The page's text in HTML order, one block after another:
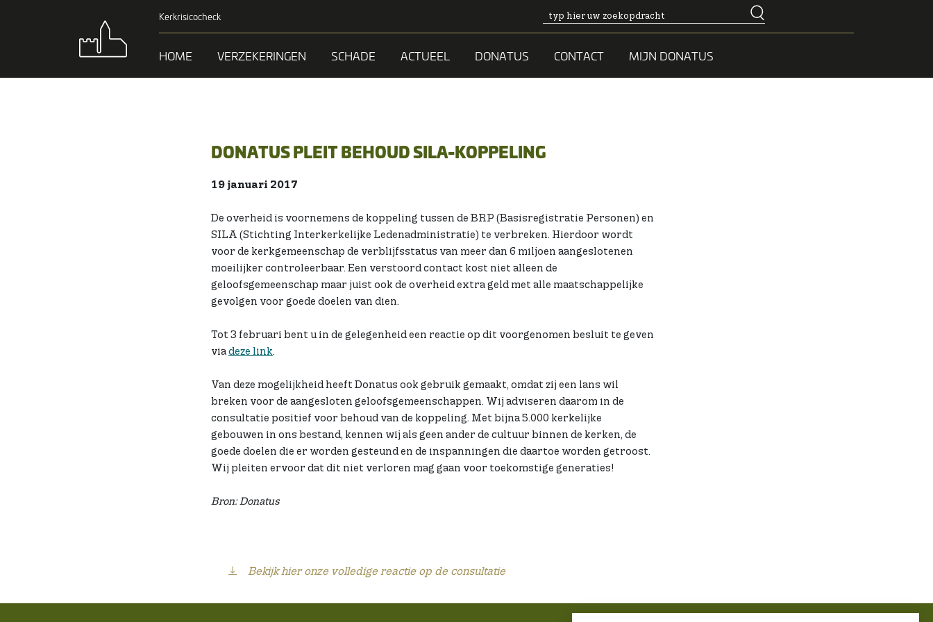
Kerkrisicocheck
HOME VERZEKERINGEN SCHADE ACTUEEL DONATUS CONTACT MIJN DONATUS
DONATUS PLEIT BEHOUD SILA-KOPPELING
19 januari 2017
De overheid is voornemens de koppeling tussen de BRP (Basisregistratie Personen) en
SILA (Stichting Interkerkelijke Ledenadministratie) te verbreken. Hierdoor wordt
voor de kerkgemeenschap de verblijfsstatus van meer dan 6 miljoen aangeslotenen
moeilijker controleerbaar. Een verstoord contact kost niet alleen de
geloofsgemeenschap maar juist ook de overheid extra geld met alle maatschappelijke
gevolgen voor goede doelen van dien.
Tot 3 februari bent u in de gelegenheid een reactie op dit voorgenomen besluit te geven
via deze link.
Van deze mogelijkheid heeft Donatus ook gebruik gemaakt, omdat zij een lans wil
breken voor de aangesloten geloofsgemeenschappen. Wij adviseren daarom in de
consultatie positief voor behoud van de koppeling. Met bijna 5.000 kerkelijke
gebouwen in ons bestand, kennen wij als geen ander de cultuur binnen de kerken, de
goede doelen die er worden gesteund en de inspanningen die daartoe worden getroost.
Wij pleiten ervoor dat dit niet verloren mag gaan voor toekomstige generaties!
Bron: Donatus
Bekijk hier onze volledige reactie op de consultatie